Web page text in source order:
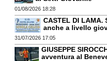
01/08/2026 18:28
CASTEL DI
anche a livello
31/07/2026 17:05
GIUSEPPE
avventura al